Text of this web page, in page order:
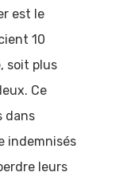
est le
10
soit plus
Ce
dans
indemnisés
leurs